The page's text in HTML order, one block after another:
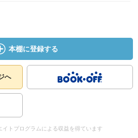
本棚に登録する
へ
イトプログラムによる収益を得ています